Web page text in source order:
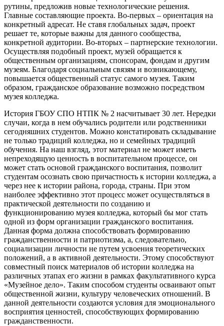
рутины, предложив новые технологические решения.
Главные составляющие проекта. Во-первых – ориентация на
конкретный адресат. Не ставя глобальных задач, проект
решает те, которые важны для данного сообщества,
конкретной аудитории. Во-вторых – партнерские технологии.
Осуществляя подобный проект, музей обращается к
общественным организациям, спонсорам, фондам и другим
музеям. Благодаря социальным связям и возникающему,
повышается общественный статус самого музея. Таким
образом, гражданское образование возможно посредством
музея колледжа.
История ГБОУ СПО НТПК № 2 насчитывает 30 лет. Нередки
случаи, когда в нем обучались родители или родственники
сегодняшних студентов. Можно констатировать складывание
не только традиций колледжа, но и семейных традиций
обучения. На наш взгляд, этот материал не может иметь
непреходящую ценность в воспитательном процессе, он
может стать основой гражданского воспитания, позволит
студентам осознать свою причастность к истории колледжа, а
через нее к истории района, города, страны. При этом
наиболее эффективно этот процесс может осуществляться в
практической деятельности по созданию и
функционированию музея колледжа, который бы мог стать
одной из форм организации гражданского воспитания.
Данная форма должна способствовать формированию
гражданственности и патриотизма, а, следовательно,
социализации личности не путем усвоения теоретических
положений, а в активной деятельности. Этому способствуют
совместный поиск материалов об истории колледжа на
различных этапах его жизни в рамках факультативного курса
«Музейное дело». Таким способом студенты осваивают опыт
общественной жизни, культуру человеческих отношений. В
данной деятельности создаются условия для эмоционального
восприятия ценностей, способствующих формированию
гражданственности.